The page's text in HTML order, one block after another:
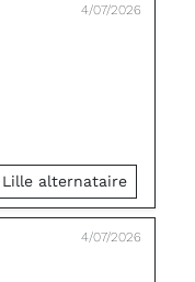
4/07/2026
Lille alternataire
4/07/2026